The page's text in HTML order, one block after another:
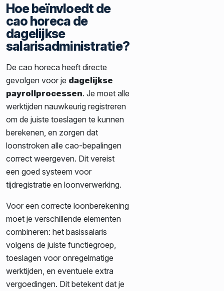
Hoe beïnvloedt de
cao horeca de
dagelijkse
salarisadministratie?
De cao horeca heeft directe
gevolgen voor je dagelijkse
payrollprocessen. Je moet alle
werktijden nauwkeurig registreren
om de juiste toeslagen te kunnen
berekenen, en zorgen dat
loonstroken alle cao-bepalingen
correct weergeven. Dit vereist
een goed systeem voor
tijdregistratie en loonverwerking.
Voor een correcte loonberekening
moet je verschillende elementen
combineren: het basissalaris
volgens de juiste functiegroep,
toeslagen voor onregelmatige
werktijden, en eventuele extra
vergoedingen. Dit betekent dat je